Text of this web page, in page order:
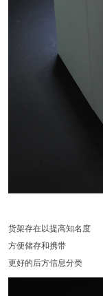
货架存在以提高知名度
方便储存和携带
更好的后方信息分类